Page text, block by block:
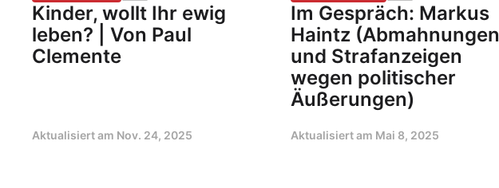
Kinder, wollt Ihr ewig
leben? | Von Paul
Clemente
Aktualisiert am Nov. 24, 2025
Im Gespräch: Markus
Haintz (Abmahnungen
und Strafanzeigen
wegen politischer
Äußerungen)
Aktualisiert am Mai 8, 2025